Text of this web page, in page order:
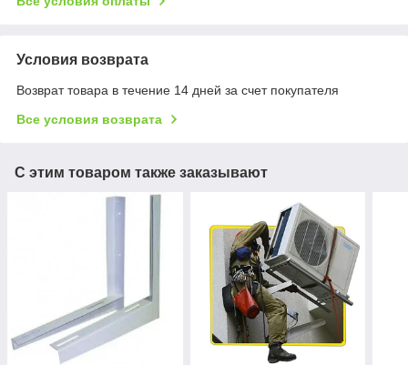
Условия возврата
Возврат товара в течение 14 дней за счет покупателя
Все условия возврата
С этим товаром также заказывают